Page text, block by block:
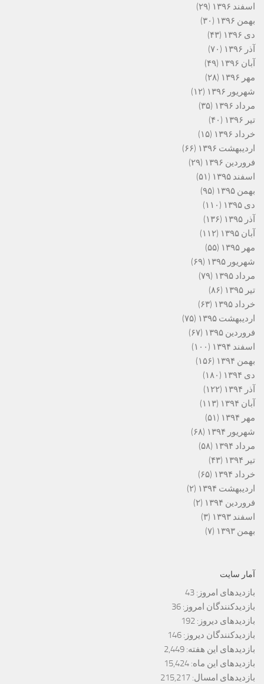
اسفند ۱۳۹۶
(۲۹)
بهمن ۱۳۹۶
(۳۰)
دی ۱۳۹۶
(۴۳)
آذر ۱۳۹۶
(۷۰)
آبان ۱۳۹۶
(۴۹)
مهر ۱۳۹۶
(۲۸)
شهریور ۱۳۹۶
(۱۲)
مرداد ۱۳۹۶
(۳۵)
تیر ۱۳۹۶
(۴۰)
خرداد ۱۳۹۶
(۱۵)
اردیبهشت ۱۳۹۶
(۶۶)
فروردین ۱۳۹۶
(۲۹)
اسفند ۱۳۹۵
(۵۱)
بهمن ۱۳۹۵
(۹۵)
دی ۱۳۹۵
(۱۱۰)
آذر ۱۳۹۵
(۱۳۶)
آبان ۱۳۹۵
(۱۱۲)
مهر ۱۳۹۵
(۵۵)
شهریور ۱۳۹۵
(۶۹)
مرداد ۱۳۹۵
(۷۹)
تیر ۱۳۹۵
(۸۶)
خرداد ۱۳۹۵
(۶۳)
اردیبهشت ۱۳۹۵
(۷۵)
فروردین ۱۳۹۵
(۶۷)
اسفند ۱۳۹۴
(۱۰۰)
بهمن ۱۳۹۴
(۱۵۶)
دی ۱۳۹۴
(۱۸۰)
آذر ۱۳۹۴
(۱۲۲)
آبان ۱۳۹۴
(۱۱۳)
مهر ۱۳۹۴
(۵۱)
شهریور ۱۳۹۴
(۶۸)
مرداد ۱۳۹۴
(۵۸)
تیر ۱۳۹۴
(۴۳)
خرداد ۱۳۹۴
(۶۵)
اردیبهشت ۱۳۹۴
(۲)
فروردین ۱۳۹۴
(۲)
اسفند ۱۳۹۳
(۳)
بهمن ۱۳۹۳
(۷)
آمار سایت
بازدیدهای امروز: 43
بازدیدکنندگان امروز: 36
بازدیدهای دیروز: 192
بازدیدکنندگان دیروز: 146
بازدیدهای این هفته: 2,449
بازدیدهای این ماه: 15,424
بازدیدهای امسال: 215,217